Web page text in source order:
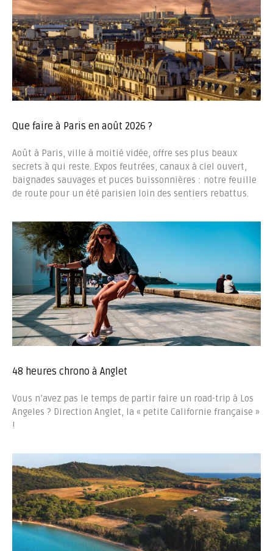
Que faire à Paris en août 2026 ?
Août à Paris, ville à moitié vidée, offre ses plus beaux
secrets à qui reste. Expos feutrées, canaux à ciel ouvert,
baignades sauvages et puces buissonnières : notre feuille
de route pour un été parisien loin des sentiers rebattus.
48 heures chrono à Anglet
Vous n’avez pas le temps de partir faire un road-trip à Los
Angeles ? Direction Anglet, la « petite Californie française »
!